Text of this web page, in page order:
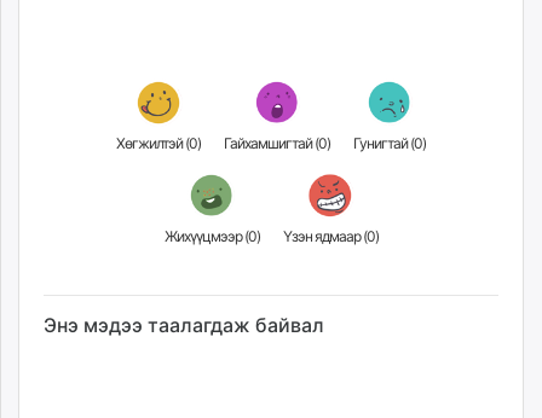
times.mn
Хөгжилтэй (0) Гайхамшигтай (0) Гунигтай (0)
Жихүүцмээр (0) Үзэн ядмаар (0)
Энэ мэдээ таалагдаж байвал